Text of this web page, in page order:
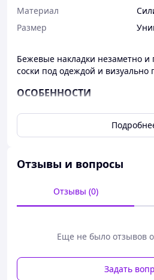
Материал
Размер
Бежевые накладки незаметно
соски под одеждой и визуально
ОСОБЕННОСТИ
Соединяются по центру,
неповторимый контур
Незаметны даже под
Не скользят, сохраняют
сосков, маскируя их.
Силикон с
ощупь, не раздражает даже
груди и не оставляет следов.
сохнет.
Разрешается заниматься
Отзывы и вопросы
Отзывы (0)
Еще не было отзывов
Задать